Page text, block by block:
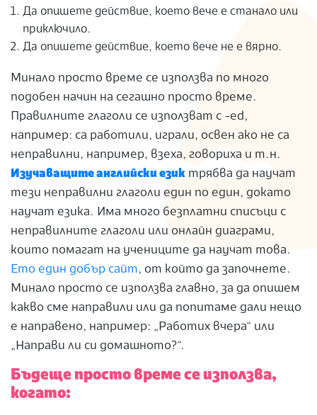
Да опишете действие, което вече е станало или
приключило.
Да опишете действие, което вече не е вярно.
Минало просто време се използва по много
подобен начин на сегашно просто време.
Правилните глаголи се използват с -ed,
например: са работили, играли, освен ако не са
неправилни, например, взеха, говориха и т.н.
Изучаващите английски език трябва да научат
тези неправилни глаголи един по един, докато
научат езика. Има много безплатни списъци с
неправилните глаголи или онлайн диаграми,
които помагат на учениците да научат това.
Ето един добър сайт, от който да започнете.
Минало просто се използва главно, за да опишем
какво сме направили или да попитаме дали нещо
е направено, например: „Работих вчера“ или
„Направи ли си домашното?“.
Бъдеще просто време се използва,
когато: